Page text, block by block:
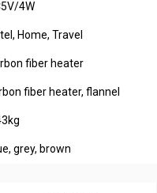
4W
Home, Travel
fiber heater
fiber heater, flannel
grey, brown